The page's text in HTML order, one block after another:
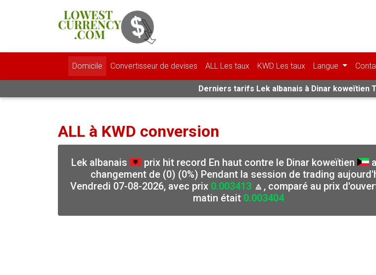
Domicile Convertisseur de devises ALL Les taux KWD Les taux Langue
Derniers tarifs Lek albanais à Dinar koweïtien
ALL à KWD conversion
Lek albanais prix hit record En haut contre le Dinar koweïtien
changement de (0) (0%) Pendant la session de trading
Vendredi 07-08-2026, avec prix 0.003413 🔼, comparé au prix
matin était 0.003404